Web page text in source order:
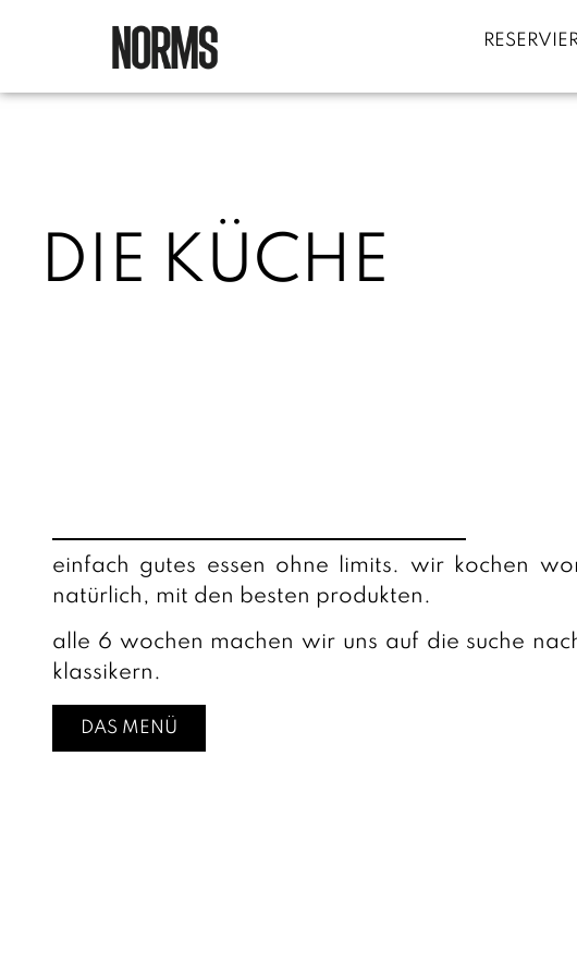
DIE KÜCHE
einfach gutes essen ohne limits. wir kochen
natürlich, mit den besten produkten.
alle 6 wochen machen wir uns auf die suche
klassikern.
DAS MENÜ